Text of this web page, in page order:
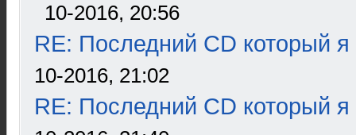
10-2016, 20:56
RE: Последний CD который я
10-2016, 21:02
RE: Последний CD который я